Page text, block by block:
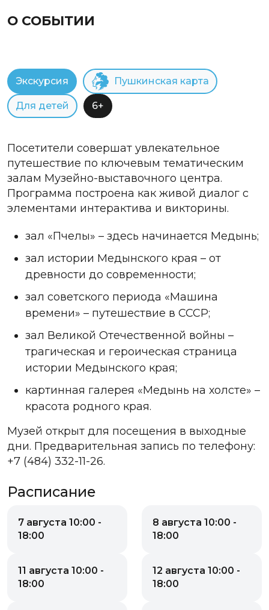
О СОБЫТИИ
Экскурсия Пушкинская карта
Для детей 6+
Посетители совершат увлекательное
путешествие по ключевым тематическим
залам Музейно-выставочного центра.
Программа построена как живой диалог с
элементами интерактива и викторины.
зал «Пчелы» – здесь начинается Медынь;
зал истории Медынского края – от
древности до современности;
зал советского периода «Машина
времени» – путешествие в СССР;
зал Великой Отечественной войны –
трагическая и героическая страница
истории Медынского края;
картинная галерея «Медынь на холсте» –
красота родного края.
Музей открыт для посещения в выходные
дни. Предварительная запись по телефону:
+7 (484) 332-11-26.
Расписание
7 августа 10:00 -
18:00
8 августа 10:00 -
18:00
11 августа 10:00 -
18:00
12 августа 10:00 -
18:00